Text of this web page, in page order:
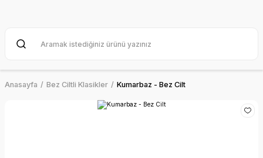
Anasayfa Bez Ciltli Klasikler Kumarbaz - Bez Cilt